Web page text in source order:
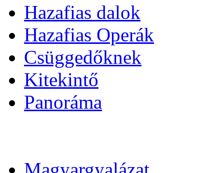
Hazafias dalok
Hazafias Operák
Csüggedőknek
Kitekintő
Panoráma